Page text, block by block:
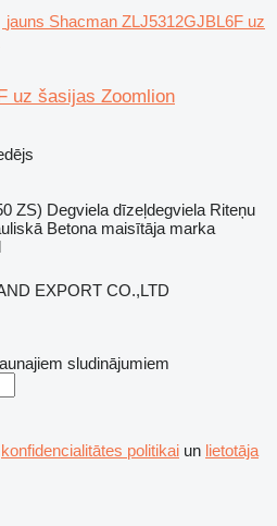
jauns Shacman ZLJ5312GJBL6F uz
uz šasijas Zoomlion
ZS) Degviela dīzeļdegviela Riteņu
Betona maisītāja marka
EXPORT CO.,LTD
sludinājumiem
konfidencialitātes politikai un lietotāja